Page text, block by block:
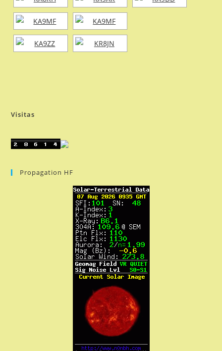
Visitas
Propagation HF